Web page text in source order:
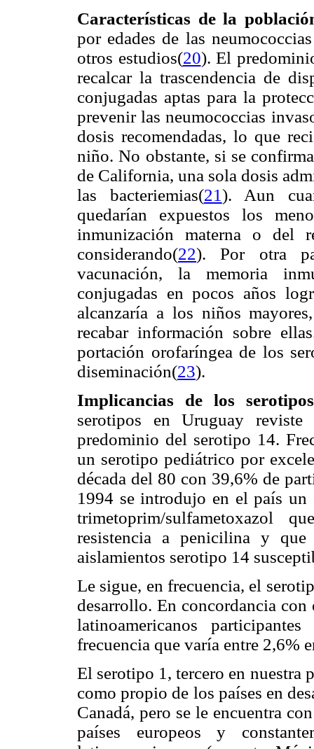
Características de la
por edades de las
otros estudios(20). El
recalcar la trascendencia de
conjugadas aptas para la
prevenir las neumococcias
dosis recomendadas, lo que
niño. No obstante, si se
de California, una sola dosis
las bacteriemias(21). Aun
quedarían expuestos los
inmunización materna o del
considerando(22). Por otra
vacunación, la memoria
conjugadas en pocos años
alcanzaría a los niños
recabar información sobre
portación orofaríngea de los
diseminación(23).
Implicancias de los
serotipos en Uruguay reviste
predominio del serotipo 14.
un serotipo pediátrico por
década del 80 con 39,6% de
1994 se introdujo en el país
trimetoprim/sulfametoxazol
resistencia a penicilina y
aislamientos serotipo 14
Le sigue, en frecuencia, el
desarrollo. En concordancia
latinoamericanos
frecuencia que varía entre 2,6%
El serotipo 1, tercero en nuestra
como propio de los países en
Canadá, pero se le encuentra
países europeos y